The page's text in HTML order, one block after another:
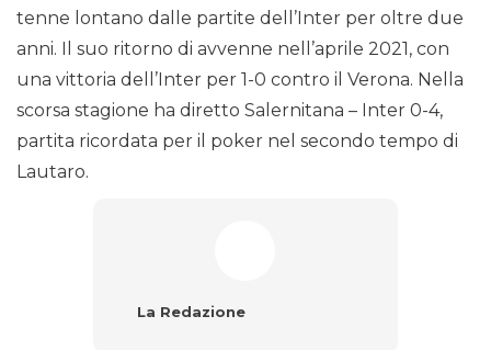
tenne lontano dalle partite dell’Inter per oltre due
anni. Il suo ritorno di avvenne nell’aprile 2021, con
una vittoria dell’Inter per 1-0 contro il Verona. Nella
scorsa stagione ha diretto Salernitana – Inter 0-4,
partita ricordata per il poker nel secondo tempo di
Lautaro.
La Redazione